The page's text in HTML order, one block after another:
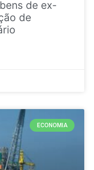
de ex-
de
ECONOMIA